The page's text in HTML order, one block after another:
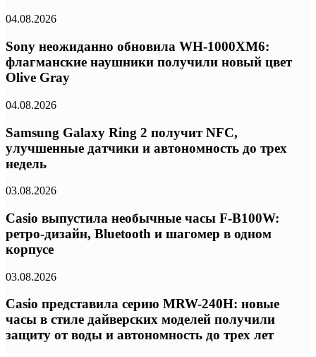
04.08.2026
Sony неожиданно обновила WH-1000XM6:
флагманские наушники получили новый цвет
Olive Gray
04.08.2026
Samsung Galaxy Ring 2 получит NFC,
улучшенные датчики и автономность до трех
недель
03.08.2026
Casio выпустила необычные часы F-B100W:
ретро-дизайн, Bluetooth и шагомер в одном
корпусе
03.08.2026
Casio представила серию MRW-240H: новые
часы в стиле дайверских моделей получили
защиту от воды и автономность до трех лет